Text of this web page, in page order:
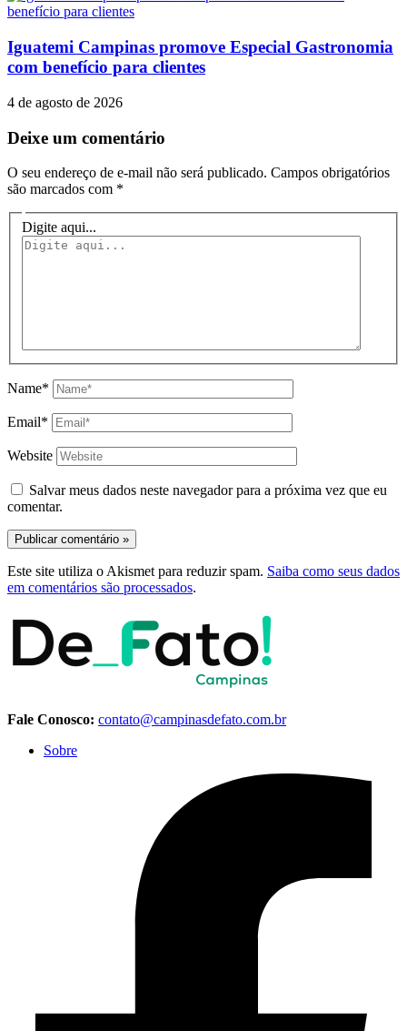
Iguatemi Campinas promove Especial Gastronomia
com benefício para clientes
4 de agosto de 2026
Deixe um comentário
O seu endereço de e-mail não será publicado. Campos obrigatórios
são marcados com *
Digite aqui...
Name*
Email*
Website
Salvar meus dados neste navegador para a próxima vez que eu
comentar.
Este site utiliza o Akismet para reduzir spam. Saiba como seus dados
em comentários são processados.
Fale Conosco: contato@campinasdefato.com.br
Sobre